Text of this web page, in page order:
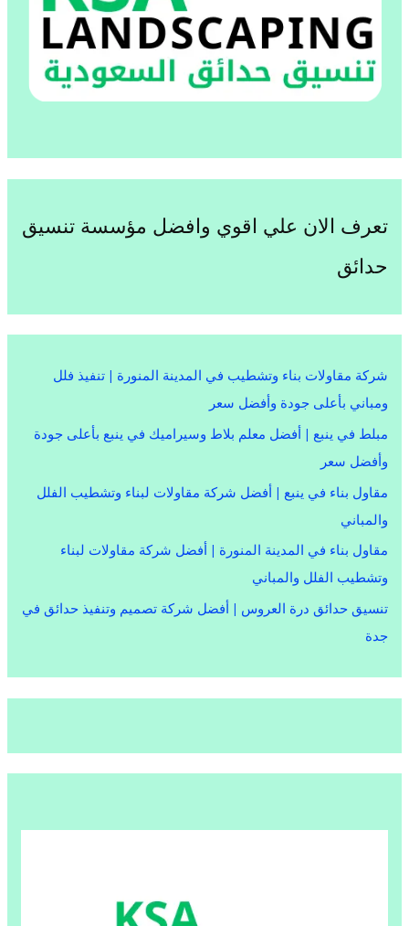
تعرف الان علي اقوي وافضل مؤسسة تنسيق
حدائق
شركة مقاولات بناء وتشطيب في المدينة المنورة | تنفيذ فلل
ومباني بأعلى جودة وأفضل سعر
مبلط في ينبع | أفضل معلم بلاط وسيراميك في ينبع بأعلى جودة
وأفضل سعر
مقاول بناء في ينبع | أفضل شركة مقاولات لبناء وتشطيب الفلل
والمباني
مقاول بناء في المدينة المنورة | أفضل شركة مقاولات لبناء
وتشطيب الفلل والمباني
تنسيق حدائق درة العروس | أفضل شركة تصميم وتنفيذ حدائق في
جدة